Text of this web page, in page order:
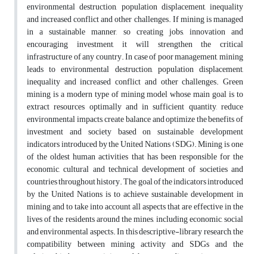
environmental destruction, population displacement, inequality
and increased conflict and other challenges. If mining is managed
in a sustainable manner, so creating jobs, innovation and
encouraging investment, it will strengthen the critical
infrastructure of any country. In case of poor management, mining
leads to environmental destruction, population displacement,
inequality and increased conflict and other challenges. Green
mining is a modern type of mining model whose main goal is to
extract resources optimally and in sufficient quantity, reduce
environmental impacts, create balance and optimize the benefits of
investment and society based on sustainable development
indicators introduced by the United Nations (SDG). Mining is one
of the oldest human activities that has been responsible for the
economic, cultural and technical development of societies and
countries throughout history. The goal of the indicators introduced
by the United Nations is to achieve sustainable development in
mining and to take into account all aspects that are effective in the
lives of the residents around the mines, including economic, social
and environmental aspects. In this descriptive-library research, the
compatibility between mining activity and SDGs and the